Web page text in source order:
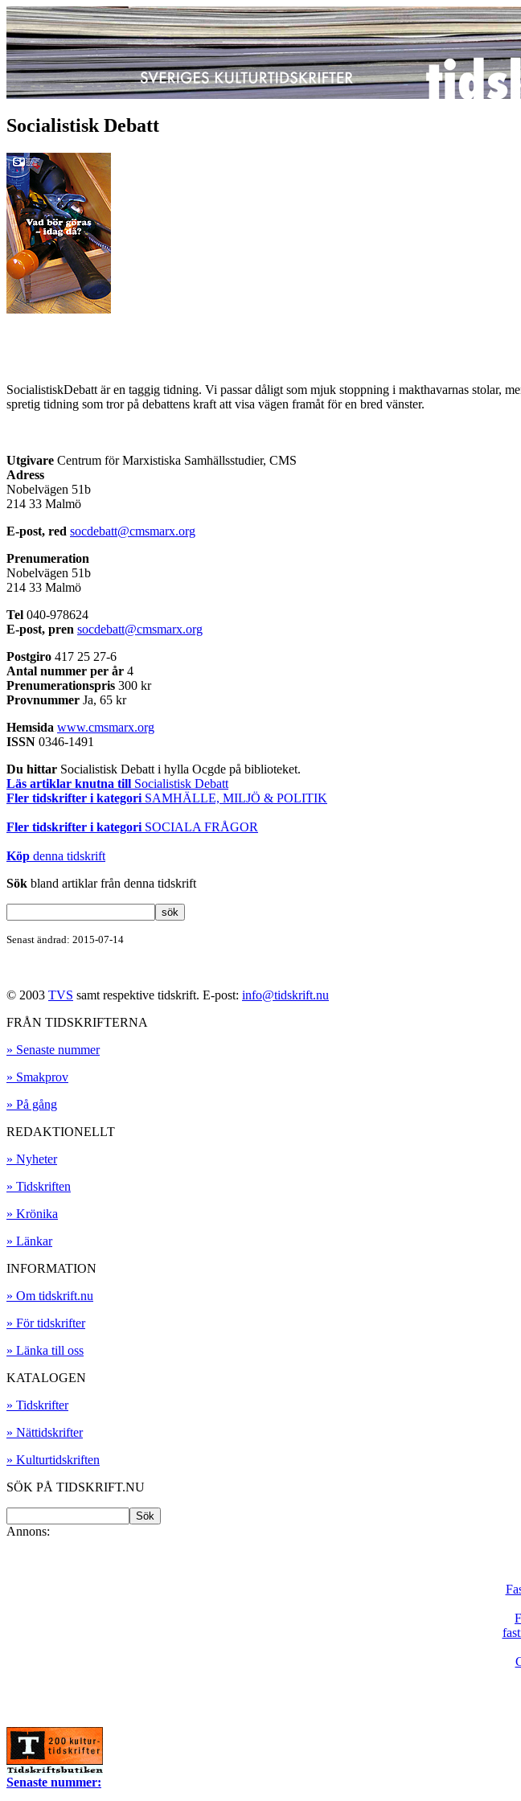
Socialistisk Debatt
SocialistiskDebatt är en taggig tidning. Vi passar dåligt som mjuk stoppning i makthavarnas stolar,
spretig tidning som tror på debattens kraft att visa vägen framåt för en bred vänster.
Utgivare Centrum för Marxistiska Samhällsstudier, CMS
Adress
Nobelvägen 51b
214 33 Malmö
E-post, red socdebatt@cmsmarx.org
Prenumeration
Nobelvägen 51b
214 33 Malmö
Tel 040-978624
E-post, pren socdebatt@cmsmarx.org
Postgiro 417 25 27-6
Antal nummer per år 4
Prenumerationspris 300 kr
Provnummer Ja, 65 kr
Hemsida www.cmsmarx.org
ISSN 0346-1491
Du hittar Socialistisk Debatt i hylla Ocgde på biblioteket.
Läs artiklar knutna till Socialistisk Debatt
Fler tidskrifter i kategori SAMHÄLLE, MILJÖ & POLITIK
Fler tidskrifter i kategori SOCIALA FRÅGOR
Köp denna tidskrift
Sök bland artiklar från denna tidskrift
Senast ändrad: 2015-07-14
© 2003 TVS samt respektive tidskrift. E-post: info@tidskrift.nu
FRÅN TIDSKRIFTERNA
» Senaste nummer
» Smakprov
» På gång
REDAKTIONELLT
» Nyheter
» Tidskriften
» Krönika
» Länkar
INFORMATION
» Om tidskrift.nu
» För tidskrifter
» Länka till oss
KATALOGEN
» Tidskrifter
» Nättidskrifter
» Kulturtidskriften
SÖK PÅ TIDSKRIFT.NU
Annons:
Senaste nummer: